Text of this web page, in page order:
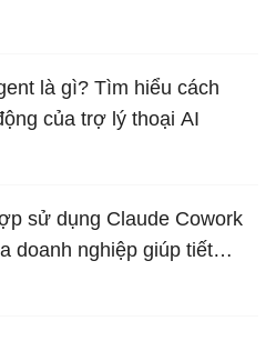
là gì? Tìm hiểu cách
của trợ lý thoại AI
sử dụng Claude Cowork
doanh nghiệp giúp tiết
mỗi tuần